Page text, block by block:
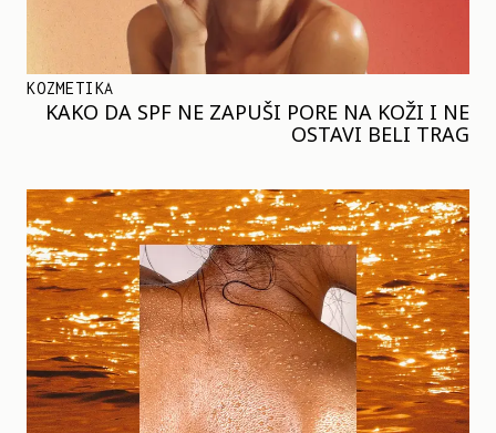
KOZMETIKA
KAKO DA SPF NE ZAPUŠI PORE NA KOŽI I NE
OSTAVI BELI TRAG